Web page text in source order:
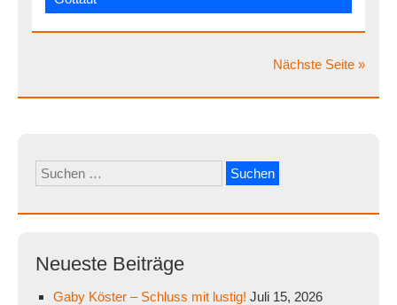
Nächste Seite »
Suchen
nach:
Neueste Beiträge
Gaby Köster – Schluss mit lustig! Juli 15, 2026